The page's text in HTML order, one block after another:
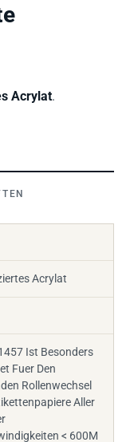
Acrylat.
Acrylat
Ist Besonders
Fuer Den
Rollenwechsel
Aller
< 600M